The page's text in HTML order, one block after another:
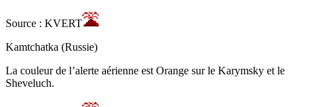
Source : KVERT
Kamtchatka (Russie)
La couleur de l’alerte aérienne est Orange sur le Karymsky et le
Sheveluch.